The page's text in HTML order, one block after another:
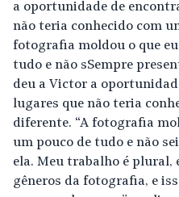
a oportunidade de
não teria conhecido com
fotografia moldou o que
tudo e não sSempre
deu a Victor a
lugares que não teria
diferente. “A fotografia
um pouco de tudo e não
ela. Meu trabalho é
gêneros da fotografia, e